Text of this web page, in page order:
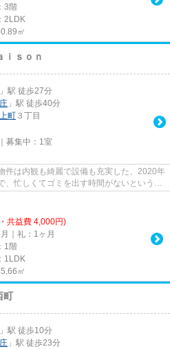
3階
2LDK
㎡
ｓｏｎ
」駅 徒歩27分
」駅 徒歩40分
町 ３丁目
募集中： 1室
は内観も綺麗で設備も充実した、2020年
忙しくてゴミを出す時間がないという方
共益費 4,000円)
｜礼：1ヶ月
1階
1LDK
㎡
町
」駅 徒歩10分
」駅 徒歩23分